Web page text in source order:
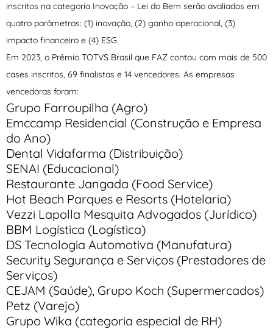
inscritos na categoria Inovação – Lei do Bem serão avaliados em
quatro parâmetros: (1) inovação, (2) ganho operacional, (3)
impacto financeiro e (4) ESG.
Em 2023, o Prêmio TOTVS Brasil que FAZ contou com mais de 500
cases inscritos, 69 finalistas e 14 vencedores. As empresas
vencedoras foram:
Grupo Farroupilha (Agro)
Emccamp Residencial (Construção e Empresa
do Ano)
Dental Vidafarma (Distribuição)
SENAI (Educacional)
Restaurante Jangada (Food Service)
Hot Beach Parques e Resorts (Hotelaria)
Vezzi Lapolla Mesquita Advogados (Jurídico)
BBM Logística (Logística)
DS Tecnologia Automotiva (Manufatura)
Security Segurança e Serviços (Prestadores de
Serviços)
CEJAM (Saúde), Grupo Koch (Supermercados)
Petz (Varejo)
Grupo Wika (categoria especial de RH)